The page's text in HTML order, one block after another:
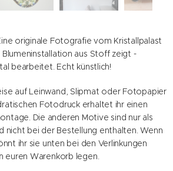
originale Fotografie vom Kristallpalast
Blumeninstallation aus Stoff zeigt -
bearbeitet. Echt künstlich!
auf Leinwand, Slipmat oder Fotopapier
Fotodruck erhaltet ihr einen
Die anderen Motive sind nur als
nicht bei der Bestellung enthalten. Wenn
ihr sie unten bei den Verlinkungen
euren Warenkorb legen.